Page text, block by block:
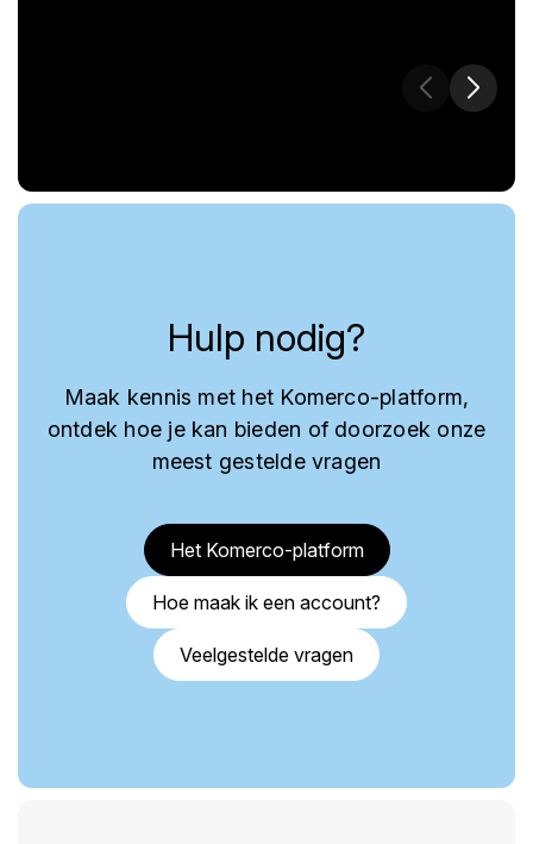
Hulp nodig?
Maak kennis met het Komerco-platform,
ontdek hoe je kan bieden of doorzoek onze
meest gestelde vragen
Het Komerco-platform
Hoe maak ik een account?
Veelgestelde vragen